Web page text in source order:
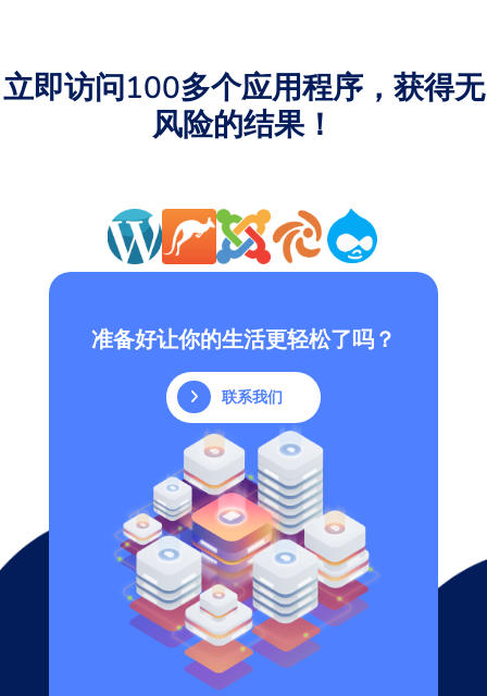
立即访问100多个应用程序，获得无
风险的结果！
准备好让你的生活更轻松了吗？
联系我们